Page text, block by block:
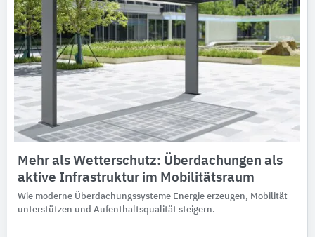
Mehr als Wetterschutz: Überdachungen als
aktive Infrastruktur im Mobilitätsraum
Wie moderne Überdachungssysteme Energie erzeugen, Mobilität
unterstützen und Aufenthaltsqualität steigern.